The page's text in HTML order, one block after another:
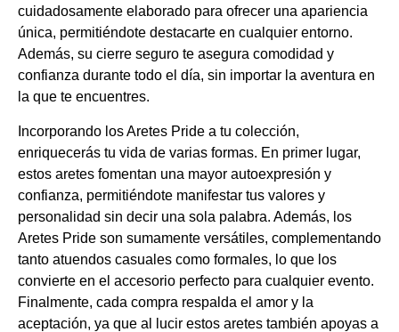
cuidadosamente elaborado para ofrecer una apariencia
única, permitiéndote destacarte en cualquier entorno.
Además, su cierre seguro te asegura comodidad y
confianza durante todo el día, sin importar la aventura en
la que te encuentres.
Incorporando los Aretes Pride a tu colección,
enriquecerás tu vida de varias formas. En primer lugar,
estos aretes fomentan una mayor autoexpresión y
confianza, permitiéndote manifestar tus valores y
personalidad sin decir una sola palabra. Además, los
Aretes Pride son sumamente versátiles, complementando
tanto atuendos casuales como formales, lo que los
convierte en el accesorio perfecto para cualquier evento.
Finalmente, cada compra respalda el amor y la
aceptación, ya que al lucir estos aretes también apoyas a